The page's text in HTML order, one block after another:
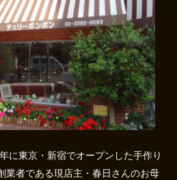
に東京・新宿でオープンした手作り
業者である現店主・春日さんのお母